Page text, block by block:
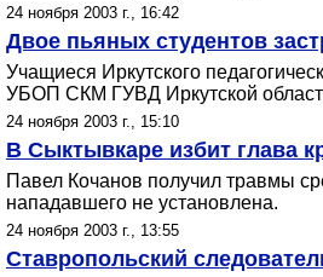
24 ноября 2003 г., 16:42
Двое пьяных студентов
Учащиеся Иркутского
УБОП СКМ ГУВД Иркутской
24 ноября 2003 г., 15:10
В Сыктывкаре избит глава
Павел Кочанов получил травмы
нападавшего не установлена.
24 ноября 2003 г., 13:55
Ставропольский